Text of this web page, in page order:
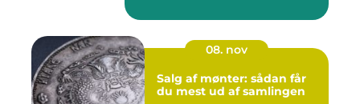
08. nov
Salg af mønter: sådan får
du mest ud af samlingen